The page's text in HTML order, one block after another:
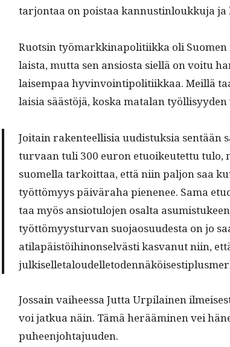
tar­jon­taa on pois­taa kan­nustin­loukku­ja
Ruotsin työ­markki­napoli­ti­ik­ka oli
laista, mut­ta sen ansios­ta siel­lä on voitu
laisem­paa hyv­in­voin­tipoli­ti­ikkaa. Meil­lä
laisia säästöjä, kos­ka mata­lan
Joitain rak­en­teel­lisia uud­is­tuk­sia sen­tään
tur­vaan tuli 300 euron etuoikeutet­tu tulo,
suomel­la tarkoit­taa, että niin paljon saa
työttömyys­ päivära­ha piene­nee. Sama
taa myös ansio­tu­lo­jen osalta
työt­tömyys­tur­van suo­jao­su­ud­es­ta on jo
ati­lapäistöi­hi­non­selvästi kas­vanut niin,
Jos­sain vai­heessa Jut­ta Urpi­lainen
voi jatkua näin. Tämä heräämi­nen vei
puheenjohtajuuden.